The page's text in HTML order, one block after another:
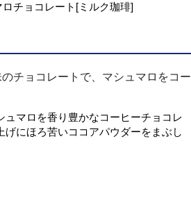
ロチョコレート[ミルク珈琲]
チョコレートで、マシュマロをコー
ュマロを香り豊かなコーヒーチョコレ
げにほろ苦いココアパウダーをまぶし